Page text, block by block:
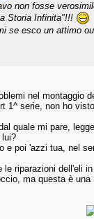
non fosse
Storia Infinita"!!!
se esco un attimo
nel montaggio
1^ serie, non ho
quale mi pare,
lui?
e poi 'azzi tua, nel
riparazioni dell'eli
ma questa è